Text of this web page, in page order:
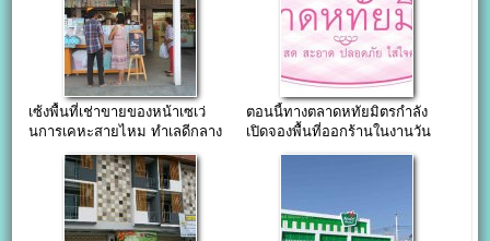
เซ้งพื้นที่เช่าขายของหน้าเซเว่
นการเคหะสายไหม ทำเลดีกลาง
ตอนนี้ทางตลาดหทัยมิตรกำลัง
เปิดจองพื้นที่ออกร้านในงานวัน